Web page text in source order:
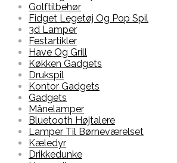
Golftilbehør
Fidget Legetøj Og Pop Spil
3d Lamper
Festartikler
Have Og Grill
Køkken Gadgets
Drukspil
Kontor Gadgets
Gadgets
Månelamper
Bluetooth Højtalere
Lamper Til Børneværelset
Kæledyr
Drikkedunke